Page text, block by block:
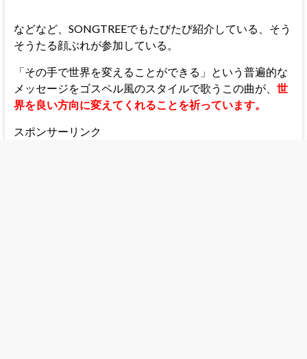
などなど、SONGTREEでもたびたび紹介している、そう
そうたる顔ぶれが参加している。
「その手で世界を変えることができる」という普遍的な
メッセージをゴスペル風のスタイルで歌うこの曲が、 世
界を良い方向に変えてくれることを祈っています。
スポンサーリンク